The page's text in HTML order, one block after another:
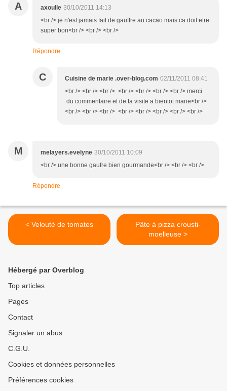
A axoulle 30/10/2011 14:13
<br /> je n'est jamais fait de gauffre au cacao mais ca doit etre
super bon<br /> <br /> <br />
Répondre
C Cuisine de marie .over-blog.com 02/11/2011 08:41
<br /> <br /> <br /> <br /> <br /> <br /> <br /> merci
du commentaire et de ta visite a bientot marie<br />
<br /> <br /> <br /> <br /> <br /> <br /> <br /> <br />
M melayers.evelyne 30/10/2011 10:09
<br /> une bonne gaufre bien gourmande<br /> <br /> <br />
Répondre
< Velouté de tomates
Pâte à pizza crousti-
moelleuse >
Hébergé par Overblog
Top articles
Pages
Contact
Signaler un abus
C.G.U.
Cookies et données personnelles
Préférences cookies